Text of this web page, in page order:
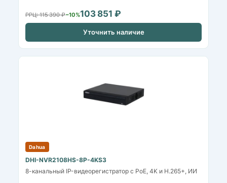
РРЦ: 115 390 ₽−10%103 851 ₽
Уточнить наличие
Dahua
DHI-NVR2108HS-8P-4KS3
8-канальный IP-видеорегистратор с PoE, 4K и H.265+, ИИ